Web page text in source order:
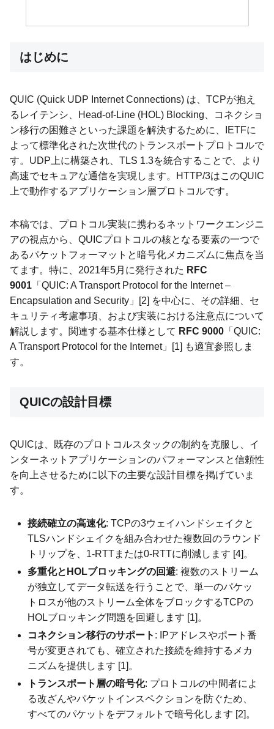
はじめに
QUIC (Quick UDP Internet Connections) は、TCPが抱え
るレイテンシ、Head-of-Line (HOL) Blocking、コネクショ
ン移行の困難さといった課題を解決するために、IETFに
よって標準化された次世代のトランスポートプロトコルで
す。UDP上に構築され、TLS 1.3を統合することで、より
高速でセキュアな通信を実現します。HTTP/3はこのQUIC
上で動作するアプリケーション層プロトコルです。
本稿では、プロトコル実装に携わるネットワークエンジニ
アの視点から、QUICプロトコルの核となる要素の一つで
あるパケットフォーマットと暗号化メカニズムに焦点を当
てます。特に、2021年5月に発行された RFC
9001 「QUIC: A Transport Protocol for the Internet –
Encapsulation and Security」[2] を中心に、その詳細、セ
キュリティ考慮事項、および実装における注意点について
解説します。関連する基本仕様として RFC 9000 「QUIC:
A Transport Protocol for the Internet」[1] も適宜参照しま
す。
QUICの設計目標
QUICは、既存のプロトコルスタックの制約を克服し、イ
ンターネットアプリケーションのパフォーマンスと信頼性
を向上させるために以下の主要な設計目標を掲げていま
す。
接続確立の高速化: TCPの3ウェイハンドシェイクと
TLSハンドシェイクを組み合わせた複数回のラウンド
トリップを、1-RTTまたは0-RTTに削減します [4]。
多重化とHOLブロッキングの回避: 複数のストリーム
が独立してデータ転送を行うことで、単一のパケッ
トロスが他のストリーム全体をブロックするTCPの
HOLブロッキング問題を回避します [1]。
コネクション移行のサポート : IPアドレスやポート番
号が変更されても、確立された接続を維持するメカ
ニズムを提供します [1]。
トランスポート層の暗号化: プロトコルの中間者によ
る改ざんやパケットインスペクションを防ぐため、
すべてのパケットをデフォルトで暗号化します [2]。